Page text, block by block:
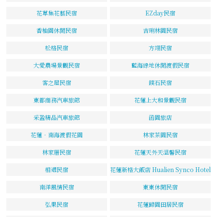
花草集花藝民宿 EZday民宿
香柚園休閒民宿 吉琍林園民宿
松格民宿 方翊民宿
大愛農場景觀民宿 藍海綠地休閒渡假民宿
客之屋民宿 鏷石民宿
東都商務汽車旅館 花蓮上大和景觀民宿
采盈精品汽車旅館 函園旅店
花蓮‧南海渡假花園 林家茶園民宿
林家厝民宿 花蓮天外天溫馨民宿
相遇民宿 花蓮新格大飯店 Hualien Synco Hotel
南洋風情民宿 東東休閒民宿
弘果民宿 花蓮歸園田居民宿